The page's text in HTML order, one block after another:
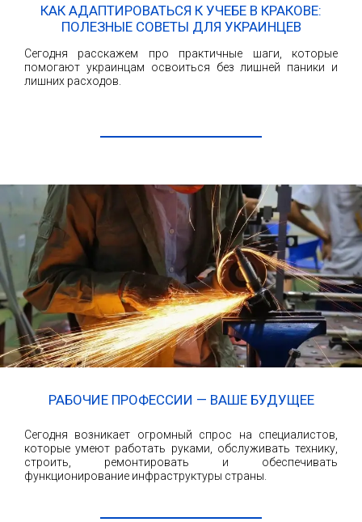
КАК АДАПТИРОВАТЬСЯ К УЧЕБЕ В КРАКОВЕ:
ПОЛЕЗНЫЕ СОВЕТЫ ДЛЯ УКРАИНЦЕВ
Сегодня расскажем про практичные шаги, которые
помогают украинцам освоиться без лишней паники и
лишних расходов.
РАБОЧИЕ ПРОФЕССИИ — ВАШЕ БУДУЩЕЕ
Сегодня возникает огромный спрос на специалистов,
которые умеют работать руками, обслуживать технику,
строить, ремонтировать и обеспечивать
функционирование инфраструктуры страны.